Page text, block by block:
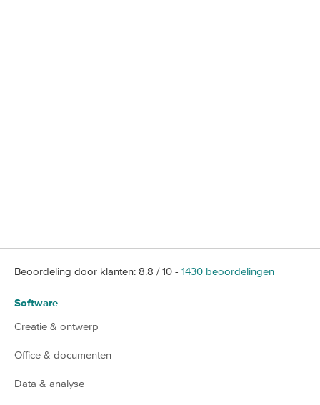
Beoordeling door klanten: 8.8 /10 - 1430 beoordelingen
Software
Creatie & ontwerp
Office & documenten
Data & analyse